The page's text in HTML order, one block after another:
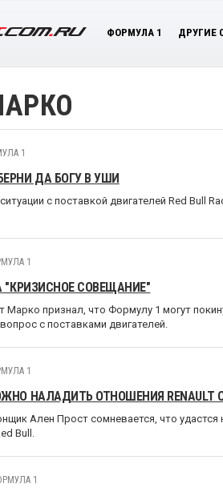
ФОРМУЛА 1 ДРУГИЕ
1
ДА БОГУ В УШИ
с поставкой двигателей Red Bull
1
"КРИЗИСНОЕ СОВЕЩАНИЕ"
Марко признал, что Формулу 1 могут
с поставками двигателей.
1
НАЛАДИТЬ ОТНОШЕНИЯ RENAULT С
Ален Прост сомневается, что
Bull.
1